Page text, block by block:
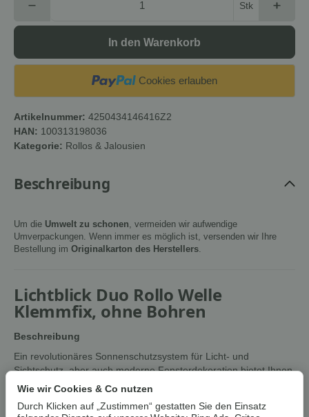
Stk
In den Warenkorb
Cookies erlauben
Artikelnummer: 4250434146416Z2
HAN: 100313198036
Kategorie: Rollos & Jalousien
Beschreibung
Um die Umwelt zu schonen , vermeiden wir aufwendige
Umverpackungen. Wenn immer es möglich ist, versenden wir Ihre
Bestellung im Originalkarton des Herstellers
Lichtblick Duo Rollo Welle
Klemmfix, ohne Bohren
Beschreibung
Ein revolutionäres Sonnenschutzsystem für Licht- und
Sichtschutz, aber auch moderne Fensterdekoration bietet Ihnen
dieses hochwertig verarbeitete Duo Rollo im Wellendesign.
abwechselnd transparenten und blickdichten Wellen können Sie
Wie wir Cookies & Co nutzen
Durch Klicken auf „Zustimmen“ gestatten Sie den Einsatz